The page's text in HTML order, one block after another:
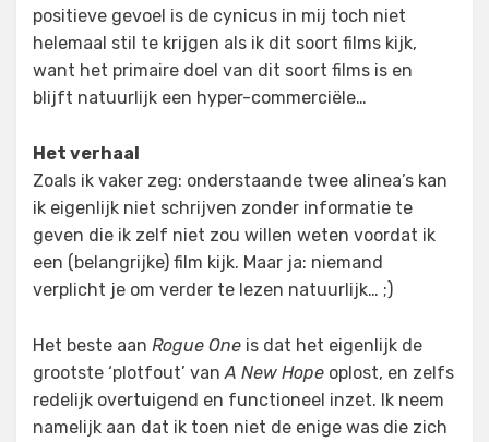
positieve gevoel is de cynicus in mij toch niet
helemaal stil te krijgen als ik dit soort films kijk,
want het primaire doel van dit soort films is en
blijft natuurlijk een hyper-commerciële…
Het verhaal
Zoals ik vaker zeg: onderstaande twee alinea’s kan
ik eigenlijk niet schrijven zonder informatie te
geven die ik zelf niet zou willen weten voordat ik
een (belangrijke) film kijk. Maar ja: niemand
verplicht je om verder te lezen natuurlijk… ;)
Het beste aan Rogue One is dat het eigenlijk de
grootste ‘plotfout’ vanA New Hope oplost, en zelfs
redelijk overtuigend en functioneel inzet. Ik neem
namelijk aan dat ik toen niet de enige was die zich